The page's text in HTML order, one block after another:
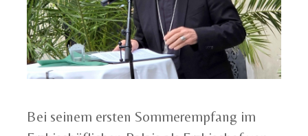
Bei seinem ersten Sommerempfang im